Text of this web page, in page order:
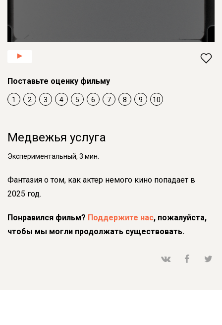
Поставьте оценку фильму
1 2 3 4 5 6 7 8 9 10
Медвежья услуга
Экспериментальный, 3 мин.
Фантазия о том, как актер немого кино попадает в
2025 год.
Понравился фильм? Поддержите нас, пожалуйста,
чтобы мы могли продолжать существовать.